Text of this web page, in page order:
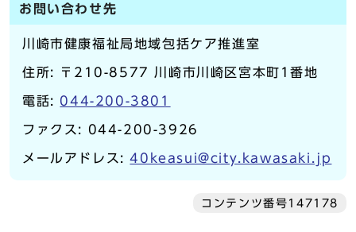
お問い合わせ先
川崎市健康福祉局地域包括ケア推進室
住所: 〒210-8577 川崎市川崎区宮本町1番地
電話: 044-200-3801
ファクス: 044-200-3926
メールアドレス:40keasui@city.kawasaki.jp
コンテンツ番号147178